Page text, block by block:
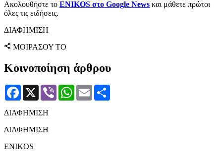
Ακολουθήστε το ENIKOS στο Google News και μάθετε πρώτοι
όλες τις ειδήσεις.
ΔΙΑΦΗΜΙΣΗ
ΜΟΙΡΑΣΟΥ ΤΟ
Κοινοποίηση άρθρου
Facebook
X Viber WhatsApp
Email
ΔΙΑΦΗΜΙΣΗ
ΔΙΑΦΗΜΙΣΗ
ENIKOS